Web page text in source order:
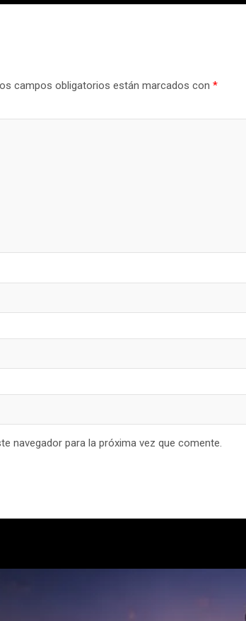
campos obligatorios están marcados con *
navegador para la próxima vez que comente.